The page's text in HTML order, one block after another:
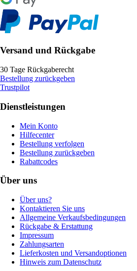
Versand und Rückgabe
30 Tage Rückgaberecht
Bestellung zurückgeben
Trustpilot
Dienstleistungen
Mein Konto
Hilfecenter
Bestellung verfolgen
Bestellung zurückgeben
Rabattcodes
Über uns
Über uns?
Kontaktieren Sie uns
Allgemeine Verkaufsbedingungen
Rückgabe & Erstattung
Impressum
Zahlungsarten
Lieferkosten und Versandoptionen
Hinweis zum Datenschutz